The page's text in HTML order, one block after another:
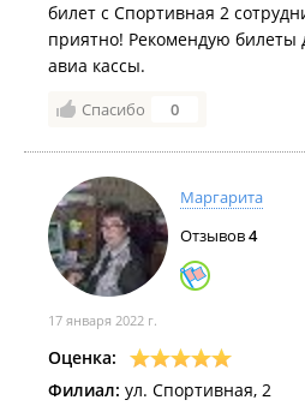
билет с Спортивная 2
приятно! Рекомендую билеты
авиа кассы.
Спасибо 0
Маргарита
Отзывов4
17 января 2022 г.
Оценка:
Филиал: ул. Спортивная, 2